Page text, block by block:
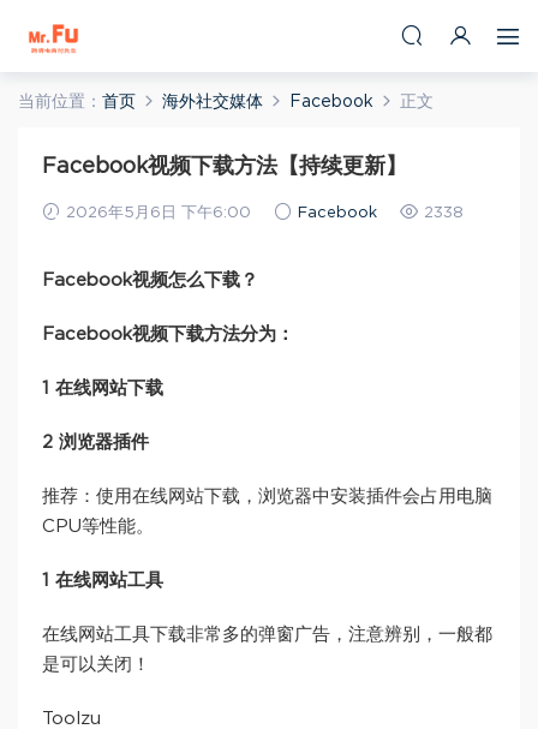
当前位置： 首页 海外社交媒体 Facebook 正文
Facebook视频下载方法【持续更新】
2026年5月6日 下午6:00 Facebook 2338
Facebook视频怎么下载？
Facebook视频下载方法分为：
1 在线网站下载
2 浏览器插件
推荐：使用在线网站下载，浏览器中安装插件会占用电脑
CPU等性能。
1 在线网站工具
在线网站工具下载非常多的弹窗广告，注意辨别，一般都
是可以关闭！
Toolzu